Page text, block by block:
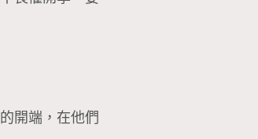
開端，在他們